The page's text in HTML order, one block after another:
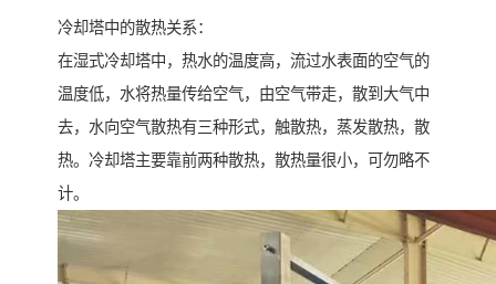
冷却塔中的散热关系：
在湿式冷却塔中，热水的温度高，流过水表面的空气的
温度低，水将热量传给空气，由空气带走，散到大气中
去，水向空气散热有三种形式，触散热，蒸发散热，散
热。冷却塔主要靠前两种散热，散热量很小，可勿略不
计。